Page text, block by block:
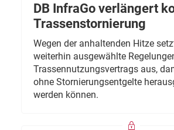
DB InfraGo verlängert
Trassenstornierung
Wegen der anhaltenden Hitze
weiterhin ausgewählte
Trassennutzungsvertrags aus,
ohne Stornierungsentgelte
werden können.